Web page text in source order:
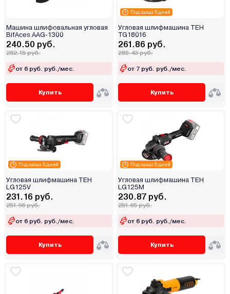
Машина шлифовальная угловая
BifAces AAG-1300
240.50 руб.
262.15 руб.
от 6 руб. руб./мес.
Купить
Под заказ 5 дней
Угловая шлифмашина TEH
TG18016
261.86 руб.
285.43 руб.
от 7 руб. руб./мес.
Купить
Под заказ 5 дней
Угловая шлифмашина TEH
LG125V
231.16 руб.
251.96 руб.
от 6 руб. руб./мес.
Купить
Под заказ 5 дней
Угловая шлифмашина TEH
LG125M
230.87 руб.
251.65 руб.
от 6 руб. руб./мес.
Купить